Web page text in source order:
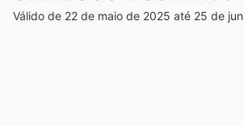
Válido de 22 de maio de 2025 até 25 de